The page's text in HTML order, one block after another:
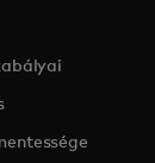
tab